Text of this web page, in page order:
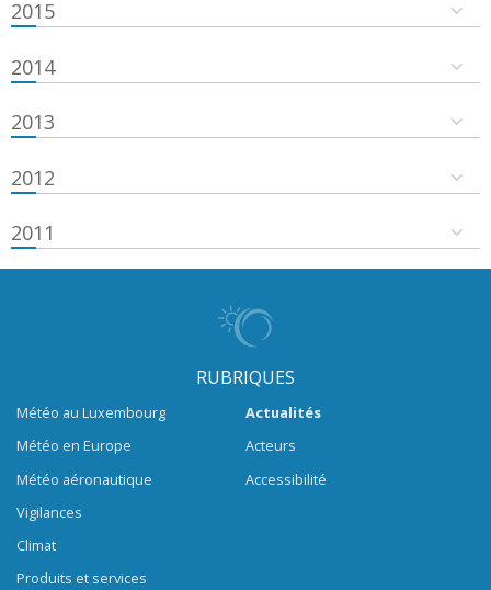
2015
2014
2013
2012
2011
RUBRIQUES
Météo au Luxembourg
Météo en Europe
Météo aéronautique
Vigilances
Climat
Produits et services
Actualités
Acteurs
Accessibilité